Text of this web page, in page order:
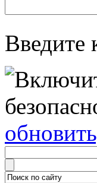
Введите